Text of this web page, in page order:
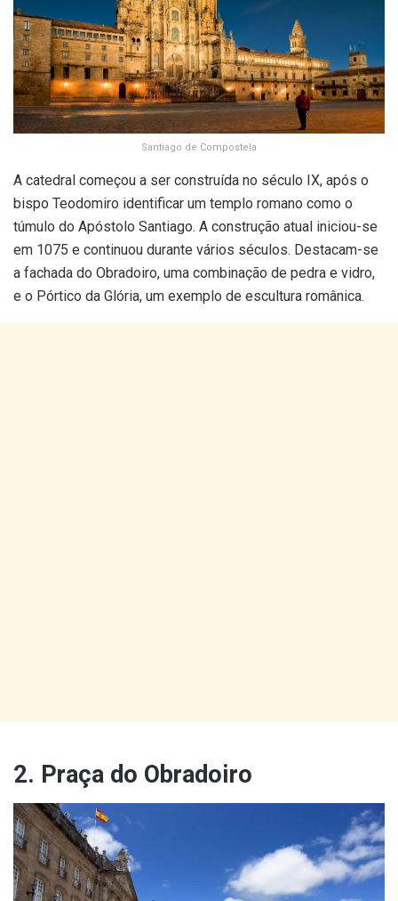
Santiago de Compostela
A catedral começou a ser construída no século IX, após o
bispo Teodomiro identificar um templo romano como o
túmulo do Apóstolo Santiago. A construção atual iniciou-se
em 1075 e continuou durante vários séculos. Destacam-se
a fachada do Obradoiro, uma combinação de pedra e vidro,
e o Pórtico da Glória, um exemplo de escultura românica.
2. Praça do Obradoiro